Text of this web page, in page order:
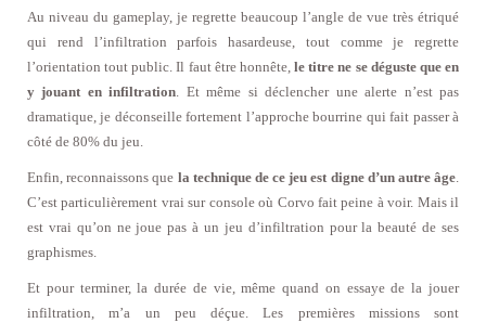
Au niveau du gameplay, je regrette beaucoup l’angle de vue très étriqué
qui rend l’infiltration parfois hasardeuse, tout comme je regrette
l’orientation tout public. Il faut être honnête,le titre ne se déguste que en
y jouant en infiltration. Et même si déclencher une alerte n’est pas
dramatique, je déconseille fortement l’approche bourrine qui fait passer à
côté de 80% du jeu.
Enfin, reconnaissons que la technique de ce jeu est digne d’un autre âge.
C’est particulièrement vrai sur console où Corvo fait peine à voir. Mais il
est vrai qu’on ne joue pas à un jeu d’infiltration pour la beauté de ses
graphismes.
Et pour terminer, la durée de vie, même quand on essaye de la jouer
infiltration, m’a un peu déçue. Les premières missions sont